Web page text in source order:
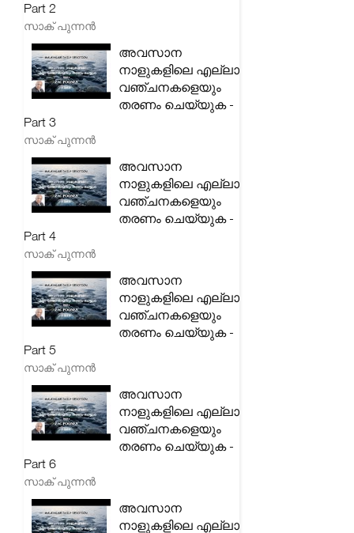
Part 2
സാക് പുന്നൻ
അവസാന
നാളുകളിലെ എല്ലാ
വഞ്ചനകളെയും
തരണം ചെയ്യുക -
Part 3
സാക് പുന്നൻ
അവസാന
നാളുകളിലെ എല്ലാ
വഞ്ചനകളെയും
തരണം ചെയ്യുക -
Part 4
സാക് പുന്നൻ
അവസാന
നാളുകളിലെ എല്ലാ
വഞ്ചനകളെയും
തരണം ചെയ്യുക -
Part 5
സാക് പുന്നൻ
അവസാന
നാളുകളിലെ എല്ലാ
വഞ്ചനകളെയും
തരണം ചെയ്യുക -
Part 6
സാക് പുന്നൻ
അവസാന
നാളുകളിലെ എല്ലാ